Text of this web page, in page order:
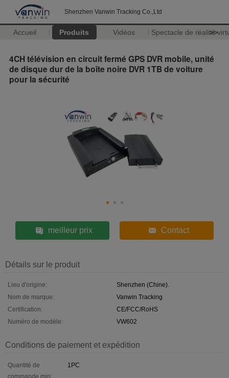
Shenzhen Vanwin Tracking Co.,Ltd
Accueil Produits Vidéos Spectacle de réalité
>>
4CH télévision en circuit fermé GPS DVR mobile, unité
de disque dur de la boîte noire DVR 1TB de voiture
pour la sécurité
meilleur prix Contact
Détails sur le produit
Lieu d'origine:
Shenzhen (Chine).
Nom de marque:
Vanwin Tracking
Certification:
CE/FCC/RoHS
Numéro de modèle:
VW602
Conditions de paiement et expédition
Quantité de
commande min:
1PC